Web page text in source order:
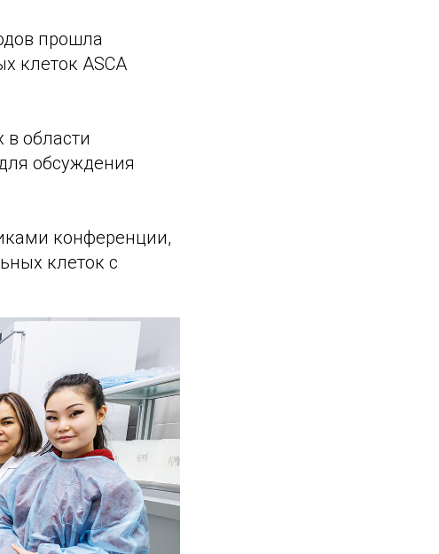
прошла
клеток ASCA
области
обсуждения
конференции,
клеток с